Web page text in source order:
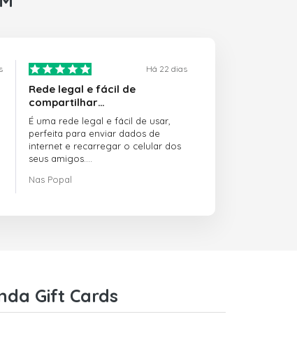
Há 22 dias
Rede legal e fácil de
compartilhar…
É uma rede legal e fácil de usar,
perfeita para enviar dados de
internet e recarregar o celular dos
seus amigos.
O atendimento ao cliente é incrível.
Nas
Nas Popal
Gift Cards